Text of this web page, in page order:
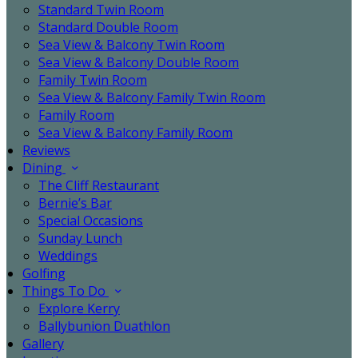
Standard Twin Room
Standard Double Room
Sea View & Balcony Twin Room
Sea View & Balcony Double Room
Family Twin Room
Sea View & Balcony Family Twin Room
Family Room
Sea View & Balcony Family Room
Reviews
Dining
The Cliff Restaurant
Bernie’s Bar
Special Occasions
Sunday Lunch
Weddings
Golfing
Things To Do
Explore Kerry
Ballybunion Duathlon
Gallery